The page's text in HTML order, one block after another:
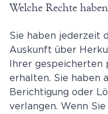
Welche Rechte
Sie haben jederzeit
Auskunft über
Ihrer gespeicherten
erhalten. Sie haben
Berichtigung oder
verlangen. Wenn